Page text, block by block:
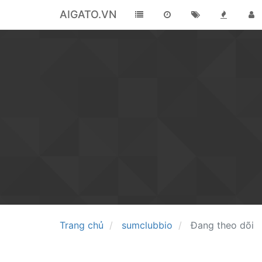
AIGATO.VN
Trang chủ sumclubbio Đang theo dõi